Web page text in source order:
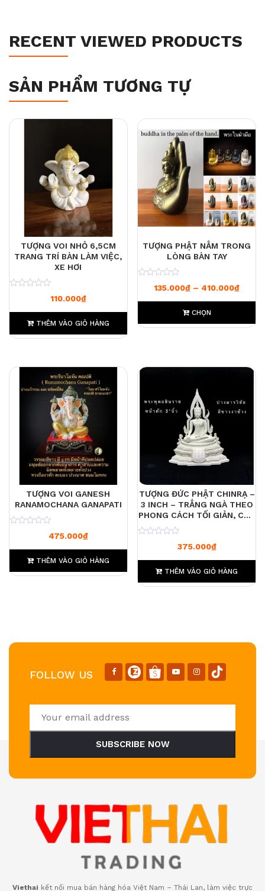
RECENT VIEWED PRODUCTS
SẢN PHẨM TƯƠNG TỰ
TƯỢNG VOI NHỎ 6,5CM
TRANG TRÍ BÀN LÀM VIỆC,
XE HƠI
110.000₫
THÊM VÀO GIỎ HÀNG
TƯỢNG PHẬT NẰM TRONG
LÒNG BÀN TAY
135.000₫ – 410.000₫
CHỌN
TƯỢNG VOI GANESH
RANAMOCHANA GANAPATI
475.000₫
THÊM VÀO GIỎ HÀNG
TƯỢNG ĐỨC PHẬT CHINRẠ –
3 INCH – TRẮNG NGÀ THEO
PHONG CÁCH TỐI GIẢN, CAO
375.000₫
THÊM VÀO GIỎ HÀNG
FOLLOW US
SUBSCRIBE NOW
Viethai kết nối mua bán hàng hóa Việt Nam – Thái Lan, làm việc trực